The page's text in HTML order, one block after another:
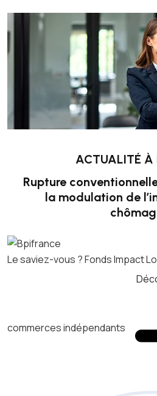
ACTUALITÉ À
Rupture
la modulation de
Le saviez-vous ?Fonds Impact
commerces indépendants